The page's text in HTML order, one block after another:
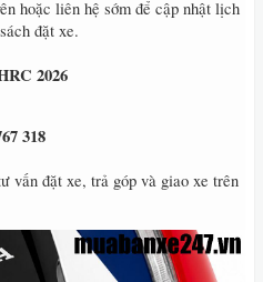
hoặc liên hệ sớm để cập nhật lịch
đặt xe.
2026
318
vấn đặt xe, trả góp và giao xe trên